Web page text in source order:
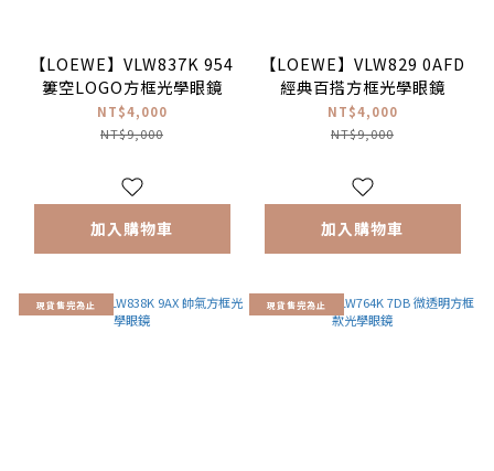
【LOEWE】VLW837K 954
簍空LOGO方框光學眼鏡
NT$4,000
NT$9,000
加入購物車
【LOEWE】VLW829 0AFD
經典百搭方框光學眼鏡
NT$4,000
NT$9,000
加入購物車
現貨售完為止 現貨售完為止